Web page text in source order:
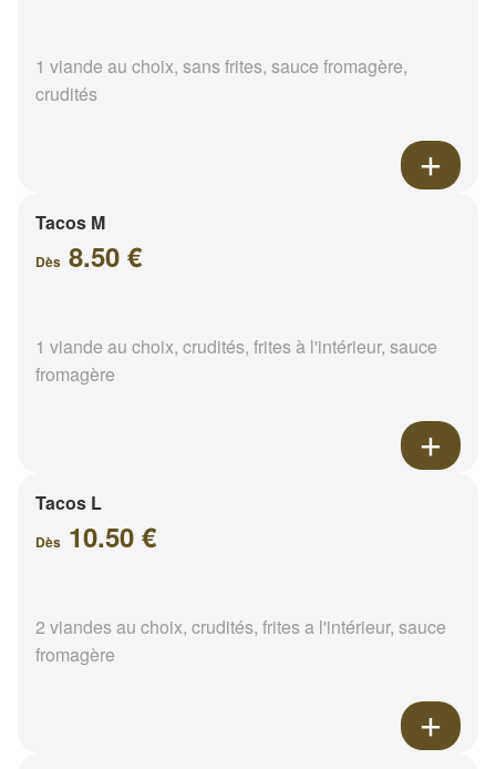
1 viande au choix, sans frites, sauce fromagère,
crudités
Tacos M
Dès 8.50 €
1 viande au choix, crudités, frites à l'intérieur, sauce
fromagère
Tacos L
Dès 10.50 €
2 viandes au choix, crudités, frites a l'intérieur, sauce
fromagère